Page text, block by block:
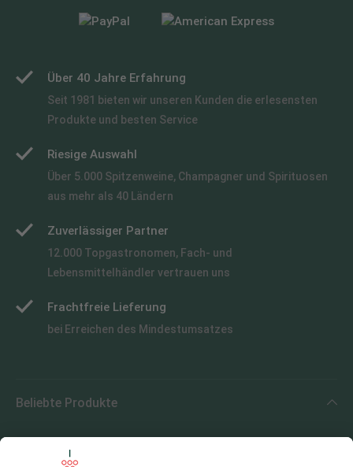
Über 40 Jahre Erfahrung
Seit 1981 bieten wir unseren Kunden die erlesensten
Produkte und besten Service
Riesige Auswahl
Über 5.000 Spitzenweine, Champagner und Spirituosen
aus mehr als 40 Ländern
Zuverlässiger Partner
12.000 Topgastronomen, Fach- und
Lebensmittelhändler vertrauen uns
Frachtfreie Lieferung
bei Erreichen des Mindestumsatzes
Beliebte Produkte
Beliebte Regionen